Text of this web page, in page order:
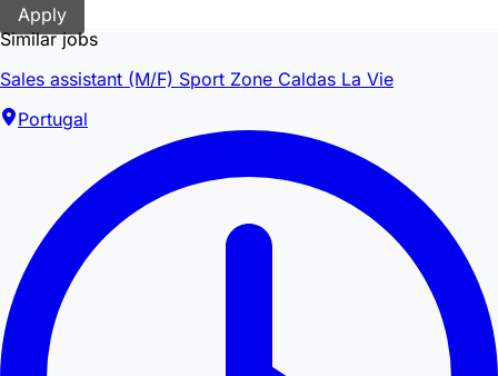
Apply
Similar jobs
Sales assistant (M/F) Sport Zone Caldas La Vie
Portugal